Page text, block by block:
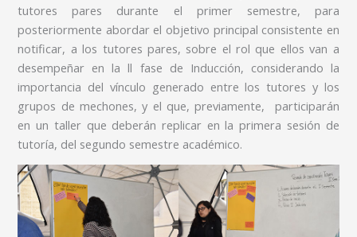
tutores pares durante el primer semestre, para
posteriormente abordar el objetivo principal consistente en
notificar, a los tutores pares, sobre el rol que ellos van a
desempeñar en la ll fase de Inducción, considerando la
importancia del vínculo generado entre los tutores y los
grupos de mechones, y el que, previamente, participarán
en un taller que deberán replicar en la primera sesión de
tutoría, del segundo semestre académico.